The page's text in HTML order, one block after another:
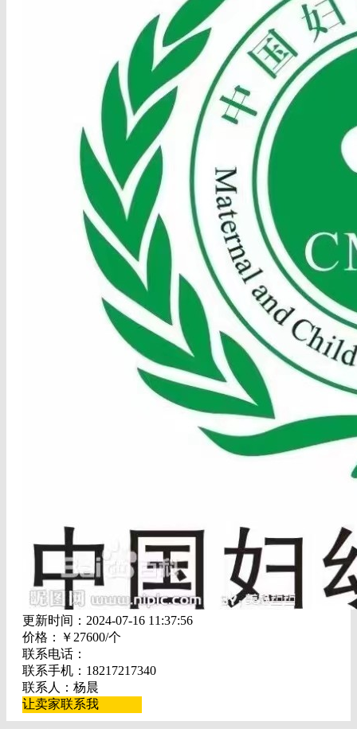
更新时间：2024-07-16 11:37:56
价格：￥27600/个
联系电话：
联系手机：18217217340
联系人：杨晨
让卖家联系我